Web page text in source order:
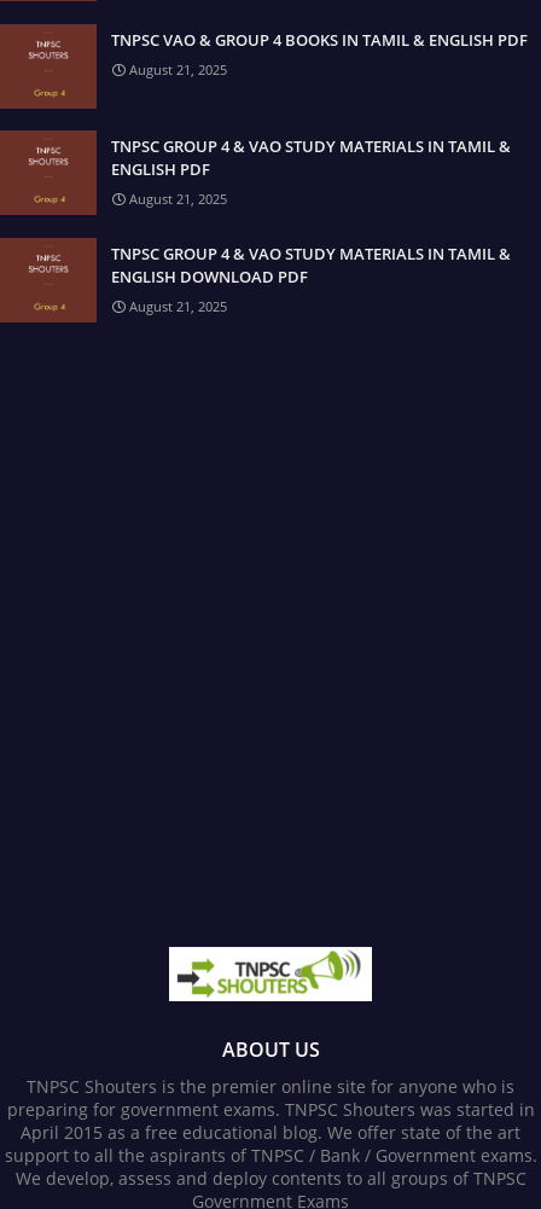
TNPSC VAO & GROUP 4 BOOKS IN TAMIL & ENGLISH PDF
August 21, 2025
TNPSC GROUP 4 & VAO STUDY MATERIALS IN TAMIL &
ENGLISH PDF
August 21, 2025
TNPSC GROUP 4 & VAO STUDY MATERIALS IN TAMIL &
ENGLISH DOWNLOAD PDF
August 21, 2025
ABOUT US
TNPSC Shouters is the premier online site for anyone who is
preparing for government exams. TNPSC Shouters was started in
April 2015 as a free educational blog. We offer state of the art
support to all the aspirants of TNPSC / Bank / Government exams.
We develop, assess and deploy contents to all groups of TNPSC
Government Exams